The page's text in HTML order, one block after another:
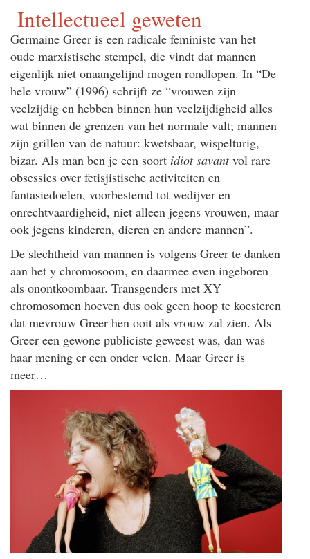
Intellectueel geweten
Germaine Greer is een radicale feministe van het
oude marxistische stempel, die vindt dat mannen
eigenlijk niet onaangelijnd mogen rondlopen. In “De
hele vrouw” (1996) schrijft ze “vrouwen zijn
veelzijdig en hebben binnen hun veelzijdigheid alles
wat binnen de grenzen van het normale valt; mannen
zijn grillen van de natuur: kwetsbaar, wispelturig,
bizar. Als man ben je een soort idiot savantvol rare
obsessies over fetisjistische activiteiten en
fantasiedoelen, voorbestemd tot wedijver en
onrechtvaardigheid, niet alleen jegens vrouwen, maar
ook jegens kinderen, dieren en andere mannen”.
De slechtheid van mannen is volgens Greer te danken
aan het y chromosoom, en daarmee even ingeboren
als onontkoombaar. Transgenders met XY
chromosomen hoeven dus ook geen hoop te koesteren
dat mevrouw Greer hen ooit als vrouw zal zien. Als
Greer een gewone publiciste geweest was, dan was
haar mening er een onder velen. Maar Greer is
meer…